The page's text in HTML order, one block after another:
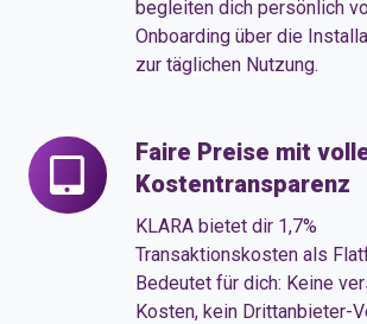
begleiten dich persönlich
Onboarding über die
zur täglichen Nutzung.
Faire Preise mit
Kostentransparenz
KLARA bietet dir 1,7%
Transaktionskosten als
Bedeutet für dich: Keine
Kosten, kein Drittanbieter-
Faire
Preise
mit
Kostentransparenz